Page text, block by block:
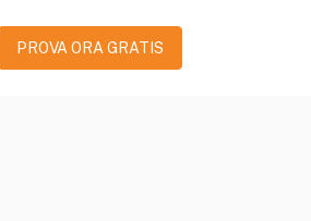
PROVA ORA GRATIS